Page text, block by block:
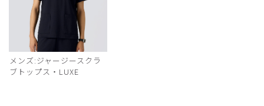
メンズ:ジャージースクラ
ブトップス・LUXE